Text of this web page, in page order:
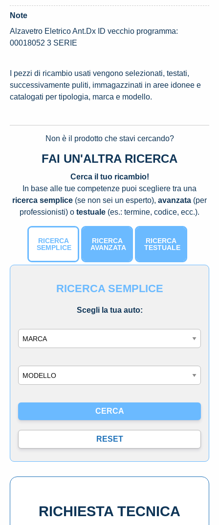
Note
Alzavetro Eletrico Ant.Dx ID vecchio programma:
00018052 3 SERIE
I pezzi di ricambio usati vengono selezionati, testati,
successivamente puliti, immagazzinati in aree idonee e
catalogati per tipologia, marca e modello.
Non è il prodotto che stavi cercando?
FAI UN'ALTRA RICERCA
Cerca il tuo ricambio!
In base alle tue competenze puoi scegliere tra una
ricerca semplice (se non sei un esperto), avanzata (per
professionisti) o testuale (es.: termine, codice, ecc.).
RICERCA
SEMPLICE
RICERCA
AVANZATA
RICERCA
TESTUALE
RICERCA SEMPLICE
Scegli la tua auto:
RICHIESTA TECNICA